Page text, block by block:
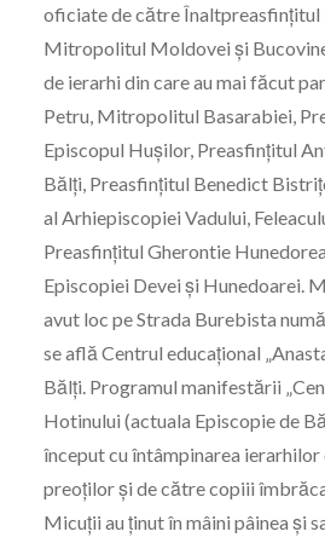
oficiate de către Înaltpreasfinţitul
Mitropolitul Moldovei şi
de ierarhi din care au mai făcut
Petru, Mitropolitul Basarabiei,
Episcopul Huşilor, Preasfinţitul
Bălţi, Preasfințitul Benedict
al Arhiepiscopiei Vadului,
Preasfințitul Gherontie
Episcopiei Devei și Hunedoarei.
avut loc pe Strada Burebista
se află Centrul educaţional
Bălţi. Programul manifestării
Hotinului (actuala Episcopie de
început cu întâmpinarea
preoţilor şi de către copiii
Micuţii au ţinut în mâini pâinea şi